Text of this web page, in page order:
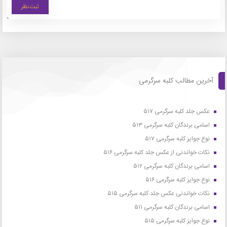
آخرین مطالب کلبه سرگرمی
عکس جلد کلبه سرگرمی ۵۱۷
اسامی برندگان کلبه سرگرمی ۵۱۳
نوع جوایز کلبه سرگرمی ۵۱۷
نکات خواندنی از عکس جلد کلبه سرگرمی ۵۱۶
اسامی برندگان کلبه سرگرمی ۵۱۲
نوع جوایز کلبه سرگرمی ۵۱۶
نکات خواندنی عکس جلد کلبه سرگرمی ۵۱۵
اسامی برندگان کلبه سرگرمی ۵۱۱
نوع جوایز کلبه سرگرمی ۵۱۵